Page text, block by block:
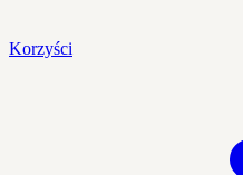
Korzyści